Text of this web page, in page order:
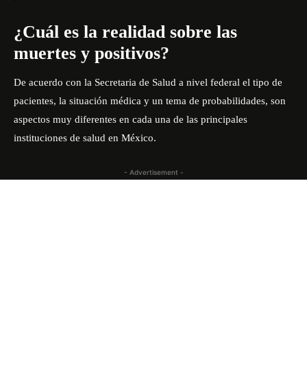
¿Cuál es la realidad sobre las
muertes y positivos?
De acuerdo con la Secretaria de Salud a nivel federal el tipo de
pacientes, la situación médica y un tema de probabilidades, son
aspectos muy diferentes en cada una de las principales
instituciones de salud en México.
- Advertisement -